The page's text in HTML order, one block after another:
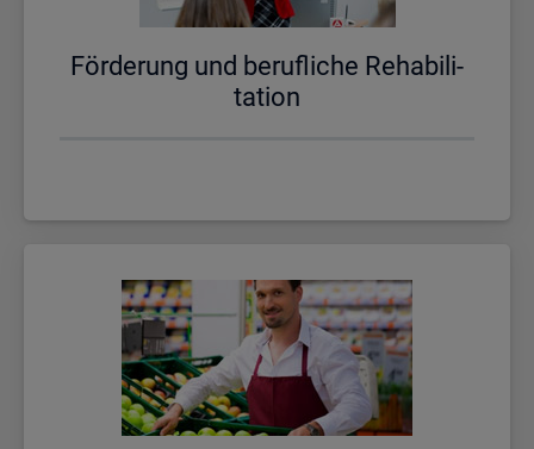
För­de­rung und be­ruf­li­che Re­ha­bi­li­
ta­ti­on